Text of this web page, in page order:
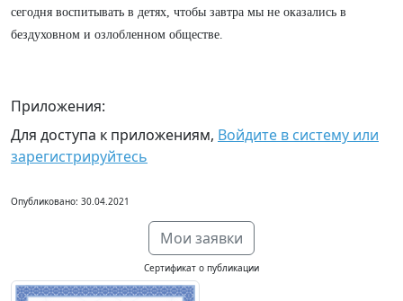
сегодня воспитывать в детях, чтобы завтра мы не оказались в
бездуховном и озлобленном обществе.
Приложения:
Для доступа к приложениям, Войдите в систему или
зарегистрируйтесь
Опубликовано: 30.04.2021
Мои заявки
Сертификат о публикации